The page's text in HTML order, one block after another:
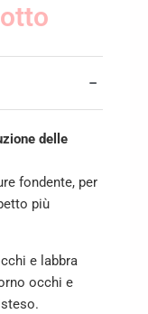
−
delle
fondente, per
più
e labbra
occhi e